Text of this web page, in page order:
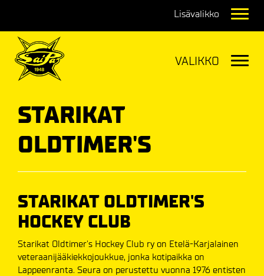
STARIKAT
OLDTIMER'S
STARIKAT OLDTIMER'S
HOCKEY CLUB
Starikat Oldtimer's Hockey Club ry on Etelä-Karjalainen
veteraanijääkiekkojoukkue, jonka kotipaikka on
Lappeenranta. Seura on perustettu vuonna 1976 entisten